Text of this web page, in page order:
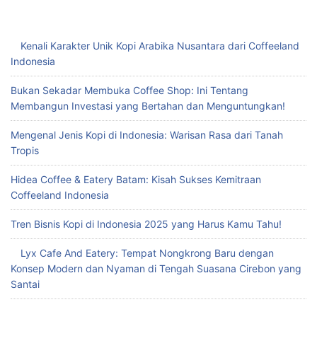
Kenali Karakter Unik Kopi Arabika Nusantara dari Coffeeland
Indonesia
Bukan Sekadar Membuka Coffee Shop: Ini Tentang
Membangun Investasi yang Bertahan dan Menguntungkan!
Mengenal Jenis Kopi di Indonesia: Warisan Rasa dari Tanah
Tropis
Hidea Coffee & Eatery Batam: Kisah Sukses Kemitraan
Coffeeland Indonesia
Tren Bisnis Kopi di Indonesia 2025 yang Harus Kamu Tahu!
Lyx Cafe And Eatery: Tempat Nongkrong Baru dengan
Konsep Modern dan Nyaman di Tengah Suasana Cirebon yang
Santai